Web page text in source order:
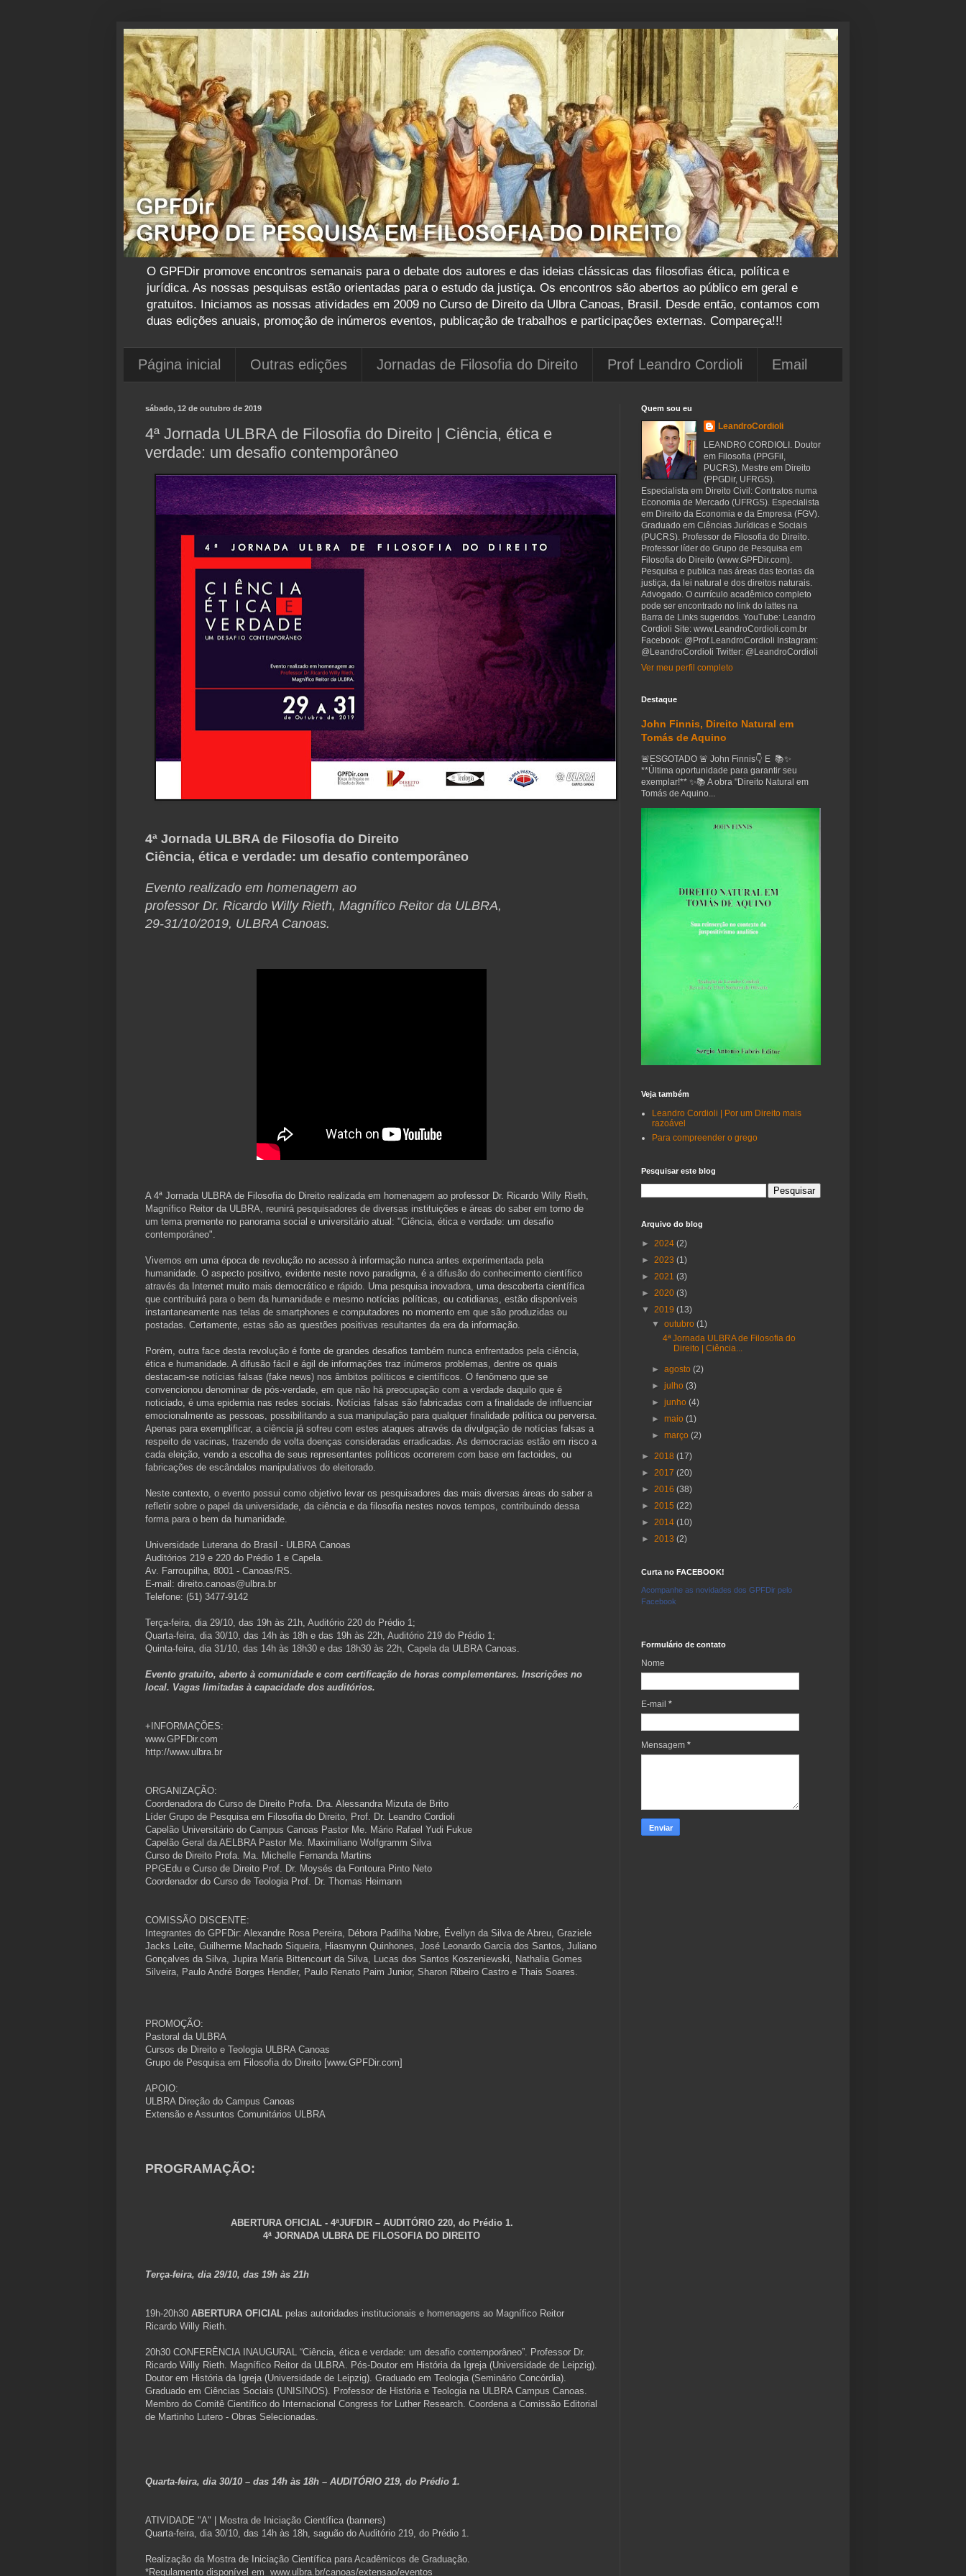
O GPFDir promove encontros semanais para o debate dos autores e das ideias clássicas das filosofias ética, política e
jurídica. As nossas pesquisas estão orientadas para o estudo da justiça. Os encontros são abertos ao público em geral e
gratuitos. Iniciamos as nossas atividades em 2009 no Curso de Direito da Ulbra Canoas, Brasil. Desde então, contamos com
duas edições anuais, promoção de inúmeros eventos, publicação de trabalhos e participações externas. Compareça!!!
Página inicial Outras edições Jornadas de Filosofia do Direito Prof Leandro Cordioli Email
sábado, 12 de outubro de 2019
4ª Jornada ULBRA de Filosofia do Direito | Ciência, ética e
verdade: um desafio contemporâneo
4ª Jornada ULBRA de Filosofia do Direito
Ciência, ética e verdade: um desafio contemporâneo
Evento realizado em homenagem ao
professor Dr. Ricardo Willy Rieth, Magnífico Reitor da ULBRA,
29-31/10/2019, ULBRA Canoas.
A 4ª Jornada ULBRA de Filosofia do Direito realizada em homenagem ao professor Dr. Ricardo Willy Rieth,
Magnífico Reitor da ULBRA, reunirá pesquisadores de diversas instituições e áreas do saber em torno de
um tema premente no panorama social e universitário atual: "Ciência, ética e verdade: um desafio
contemporâneo".
Vivemos em uma época de revolução no acesso à informação nunca antes experimentada pela
humanidade. O aspecto positivo, evidente neste novo paradigma, é a difusão do conhecimento científico
através da Internet muito mais democrático e rápido. Uma pesquisa inovadora, uma descoberta científica
que contribuirá para o bem da humanidade e mesmo notícias políticas, ou cotidianas, estão disponíveis
instantaneamente nas telas de smartphones e computadores no momento em que são produzidas ou
postadas. Certamente, estas são as questões positivas resultantes da era da informação.
Porém, outra face desta revolução é fonte de grandes desafios também nunca enfrentados pela ciência,
ética e humanidade. A difusão fácil e ágil de informações traz inúmeros problemas, dentre os quais
destacam-se notícias falsas (fake news) nos âmbitos políticos e científicos. O fenômeno que se
convencionou denominar de pós-verdade, em que não há preocupação com a verdade daquilo que é
noticiado, é uma epidemia nas redes sociais. Notícias falsas são fabricadas com a finalidade de influenciar
emocionalmente as pessoas, possibilitando a sua manipulação para qualquer finalidade política ou perversa.
Apenas para exemplificar, a ciência já sofreu com estes ataques através da divulgação de notícias falsas a
respeito de vacinas, trazendo de volta doenças consideradas erradicadas. As democracias estão em risco a
cada eleição, vendo a escolha de seus representantes políticos ocorrerem com base em factoides, ou
fabricações de escândalos manipulativos do eleitorado.
Neste contexto, o evento possui como objetivo levar os pesquisadores das mais diversas áreas do saber a
refletir sobre o papel da universidade, da ciência e da filosofia nestes novos tempos, contribuindo dessa
forma para o bem da humanidade.
Universidade Luterana do Brasil - ULBRA Canoas
Auditórios 219 e 220 do Prédio 1 e Capela.
Av. Farroupilha, 8001 - Canoas/RS.
E-mail: direito.canoas@ulbra.br
Telefone: (51) 3477-9142
Terça-feira, dia 29/10, das 19h às 21h, Auditório 220 do Prédio 1;
Quarta-feira, dia 30/10, das 14h às 18h e das 19h às 22h, Auditório 219 do Prédio 1;
Quinta-feira, dia 31/10, das 14h às 18h30 e das 18h30 às 22h, Capela da ULBRA Canoas.
Evento gratuito, aberto à comunidade e com certificação de horas complementares. Inscrições no
local. Vagas limitadas à capacidade dos auditórios.
+INFORMAÇÕES:
www.GPFDir.com
http://www.ulbra.br
ORGANIZAÇÃO:
Coordenadora do Curso de Direito Profa. Dra. Alessandra Mizuta de Brito
Líder Grupo de Pesquisa em Filosofia do Direito, Prof. Dr. Leandro Cordioli
Capelão Universitário do Campus Canoas Pastor Me. Mário Rafael Yudi Fukue
Capelão Geral da AELBRA Pastor Me. Maximiliano Wolfgramm Silva
Curso de Direito Profa. Ma. Michelle Fernanda Martins
PPGEdu e Curso de Direito Prof. Dr. Moysés da Fontoura Pinto Neto
Coordenador do Curso de Teologia Prof. Dr. Thomas Heimann
COMISSÃO DISCENTE:
Integrantes do GPFDir: Alexandre Rosa Pereira, Débora Padilha Nobre, Évellyn da Silva de Abreu, Graziele
Jacks Leite, Guilherme Machado Siqueira, Hiasmynn Quinhones, José Leonardo Garcia dos Santos, Juliano
Gonçalves da Silva, Jupira Maria Bittencourt da Silva, Lucas dos Santos Koszeniewski, Nathalia Gomes
Silveira, Paulo André Borges Hendler, Paulo Renato Paim Junior, Sharon Ribeiro Castro e Thais Soares.
PROMOÇÃO:
Pastoral da ULBRA
Cursos de Direito e Teologia ULBRA Canoas
Grupo de Pesquisa em Filosofia do Direito [www.GPFDir.com]
APOIO:
ULBRA Direção do Campus Canoas
Extensão e Assuntos Comunitários ULBRA
PROGRAMAÇÃO:
ABERTURA OFICIAL - 4ªJUFDIR – AUDITÓRIO 220, do Prédio 1.
4ª JORNADA ULBRA DE FILOSOFIA DO DIREITO
Terça-feira, dia 29/10, das 19h às 21h
19h-20h30 ABERTURA OFICIAL pelas autoridades institucionais e homenagens ao Magnífico Reitor
Ricardo Willy Rieth.
20h30 CONFERÊNCIA INAUGURAL “Ciência, ética e verdade: um desafio contemporâneo”. Professor Dr.
Ricardo Willy Rieth. Magnífico Reitor da ULBRA. Pós-Doutor em História da Igreja (Universidade de Leipzig).
Doutor em História da Igreja (Universidade de Leipzig). Graduado em Teologia (Seminário Concórdia).
Graduado em Ciências Sociais (UNISINOS). Professor de História e Teologia na ULBRA Campus Canoas.
Membro do Comitê Científico do Internacional Congress for Luther Research. Coordena a Comissão Editorial
de Martinho Lutero - Obras Selecionadas.
Quarta-feira, dia 30/10 – das 14h às 18h – AUDITÓRIO 219, do Prédio 1.
ATIVIDADE "A" | Mostra de Iniciação Científica (banners)
Quarta-feira, dia 30/10, das 14h às 18h, saguão do Auditório 219, do Prédio 1.
Realização da Mostra de Iniciação Científica para Acadêmicos de Graduação.
*Regulamento disponível em www.ulbra.br/canoas/extensao/eventos
Quem sou eu
LeandroCordioli
LEANDRO CORDIOLI. Doutor
em Filosofia (PPGFil,
PUCRS). Mestre em Direito
(PPGDir, UFRGS).
Especialista em Direito Civil: Contratos numa
Economia de Mercado (UFRGS). Especialista
em Direito da Economia e da Empresa (FGV).
Graduado em Ciências Jurídicas e Sociais
(PUCRS). Professor de Filosofia do Direito.
Professor líder do Grupo de Pesquisa em
Filosofia do Direito (www.GPFDir.com).
Pesquisa e publica nas áreas das teorias da
justiça, da lei natural e dos direitos naturais.
Advogado. O currículo acadêmico completo
pode ser encontrado no link do lattes na
Barra de Links sugeridos. YouTube: Leandro
Cordioli Site: www.LeandroCordioli.com.br
Facebook: @Prof.LeandroCordioli Instagram:
@LeandroCordioli Twitter: @LeandroCordioli
Ver meu perfil completo
Destaque
John Finnis, Direito Natural em
Tomás de Aquino
🚨ESGOTADO 🚨 John Finnis👇 E 📚✨
**Última oportunidade para garantir seu
exemplar!** ✨📚 A obra "Direito Natural em
Tomás de Aquino...
Veja também
Leandro Cordioli | Por um Direito mais
razoável
Para compreender o grego
Pesquisar este blog
Arquivo do blog
► 2024 (2)
► 2023 (1)
► 2021 (3)
► 2020 (3)
▼ 2019 (13)
▼outubro(1)
4ª Jornada ULBRA de Filosofia do
Direito | Ciência...
►agosto(2)
►julho(3)
►junho(4)
►maio(1)
►março(2)
► 2018 (17)
► 2017 (20)
► 2016 (38)
► 2015 (22)
► 2014 (10)
► 2013 (2)
Curta no FACEBOOK!
Acompanhe as novidades dos GPFDir pelo
Facebook
Formulário de contato
Nome
E-mail *
Mensagem *